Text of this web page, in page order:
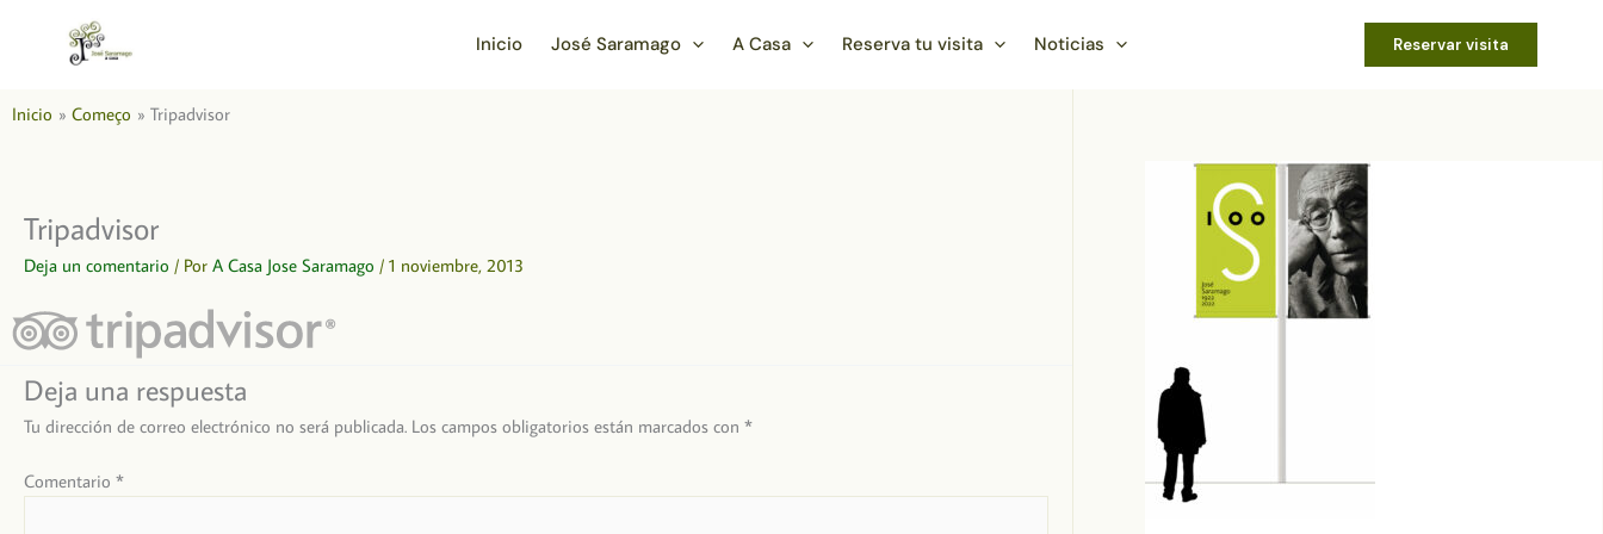
contenido
Inicio José Saramago A Casa Reserva tu visita Noticias Reservar visita
Inicio Começo Tripadvisor
Tripadvisor
Deja un comentario / Por A Casa Jose Saramago / 1 noviembre, 2013
Deja una respuesta
Tu dirección de correo electrónico no será publicada. Los campos obligatorios están marcados con *
Comentario *